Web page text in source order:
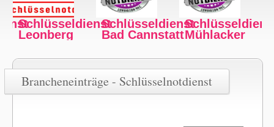
Schlüsseldienst
Mühlacker
Schlüsseldienst
Fellbach
Feuerbach
Brancheneinträge - Schlüsselnotdienst